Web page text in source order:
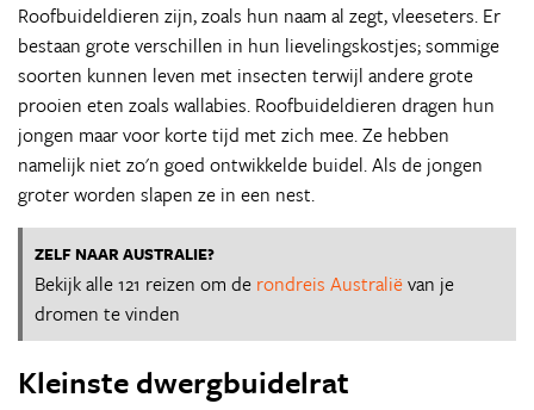
Roofbuideldieren zijn, zoals hun naam al zegt, vleeseters. Er
bestaan grote verschillen in hun lievelingskostjes; sommige
soorten kunnen leven met insecten terwijl andere grote
prooien eten zoals wallabies. Roofbuideldieren dragen hun
jongen maar voor korte tijd met zich mee. Ze hebben
namelijk niet zo'n goed ontwikkelde buidel. Als de jongen
groter worden slapen ze in een nest.
ZELF NAAR AUSTRALIE?
Bekijk alle 121 reizen om de rondreis Australiëvan je
dromen te vinden
Kleinste dwergbuidelrat